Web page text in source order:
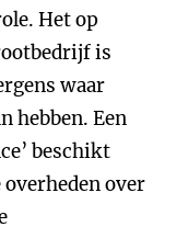
Het op
is
waar
hebben. Een
beschikt
over